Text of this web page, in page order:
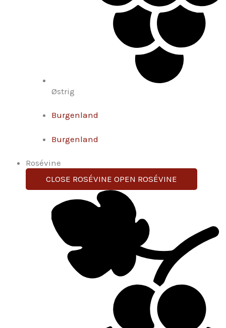
Østrig
Burgenland
Burgenland
Rosévine
CLOSE ROSÉVINE OPEN ROSÉVINE